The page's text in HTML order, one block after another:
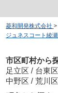
菱和開発株式会社 >
ジュネスコート綾瀬
市区町村から
足立区 / 台東区
中野区 / 荒川区